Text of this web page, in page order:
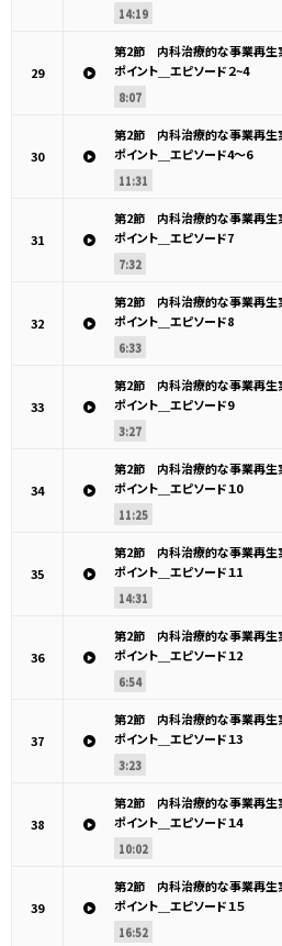
14:19
29
第2節 内科治療的な事業再生
ポイント＿エピソード２~4
8:07
30
第2節 内科治療的な事業再生
ポイント＿エピソード4～6
11:31
31
第2節 内科治療的な事業再生
ポイント＿エピソード7
7:32
32
第2節 内科治療的な事業再生
ポイント＿エピソード8
6:33
33
第2節 内科治療的な事業再生
ポイント＿エピソード9
3:27
34
第2節 内科治療的な事業再生
ポイント＿エピソード１0
11:25
35
第2節 内科治療的な事業再生
ポイント＿エピソード１1
14:31
36
第2節 内科治療的な事業再生
ポイント＿エピソード１2
6:54
37
第2節 内科治療的な事業再生
ポイント＿エピソード１3
3:23
38
第2節 内科治療的な事業再生
ポイント＿エピソード１4
10:02
39
第2節 内科治療的な事業再生
ポイント＿エピソード１５
16:52